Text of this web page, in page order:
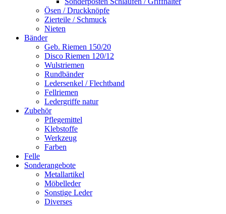
Ösen / Druckknöpfe
Zierteile / Schmuck
Nieten
Bänder
Geb. Riemen 150/20
Disco Riemen 120/12
Wulstriemen
Rundbänder
Ledersenkel / Flechtband
Fellriemen
Ledergriffe natur
Zubehör
Pflegemittel
Klebstoffe
Werkzeug
Farben
Felle
Sonderangebote
Metallartikel
Möbelleder
Sonstige Leder
Diverses